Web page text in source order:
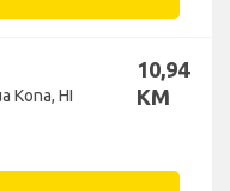
Kona, HI
10,94
KM